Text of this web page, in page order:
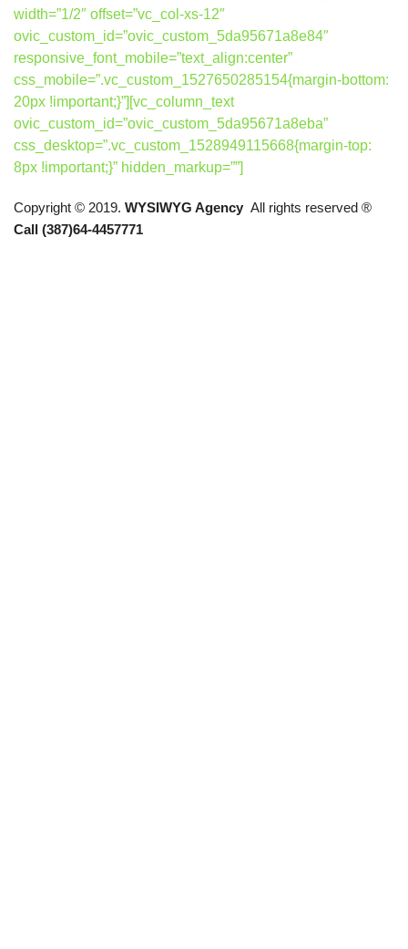
width=”1/2″ offset=”vc_col-xs-12″
ovic_custom_id=”ovic_custom_5da95671a8e84″
responsive_font_mobile=”text_align:center”
css_mobile=”.vc_custom_1527650285154{margin-bottom:
20px !important;}”][vc_column_text
ovic_custom_id=”ovic_custom_5da95671a8eba”
css_desktop=”.vc_custom_1528949115668{margin-top:
8px !important;}” hidden_markup=””]
Copyright © 2019. WYSIWYG Agency All rights reserved ®
Call (387)64-4457771